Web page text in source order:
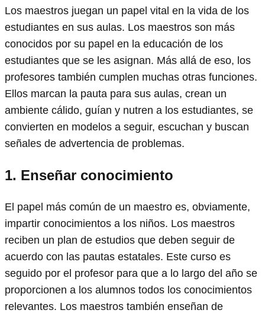
Los maestros juegan un papel vital en la vida de los
estudiantes en sus aulas. Los maestros son más
conocidos por su papel en la educación de los
estudiantes que se les asignan. Más allá de eso, los
profesores también cumplen muchas otras funciones.
Ellos marcan la pauta para sus aulas, crean un
ambiente cálido, guían y nutren a los estudiantes, se
convierten en modelos a seguir, escuchan y buscan
señales de advertencia de problemas.
1. Enseñar conocimiento
El papel más común de un maestro es, obviamente,
impartir conocimientos a los niños. Los maestros
reciben un plan de estudios que deben seguir de
acuerdo con las pautas estatales. Este curso es
seguido por el profesor para que a lo largo del año se
proporcionen a los alumnos todos los conocimientos
relevantes. Los maestros también enseñan de